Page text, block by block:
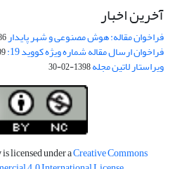
آخرین اخبار
فراخوان مقاله: هوش مصنوعی و شهر پایدار
فراخوان ارسال مقاله شماره ویژه کووید 19:
ویراستار لاتین مجله1398-02-30
is licensed under aCreative Commons